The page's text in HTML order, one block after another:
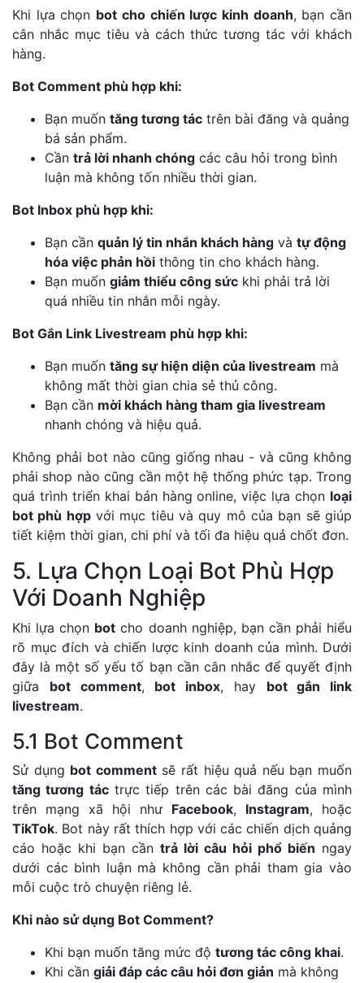
Khi lựa chọn bot cho chiến lược kinh doanh, bạn cần
cân nhắc mục tiêu và cách thức tương tác với khách
hàng.
Bot Comment phù hợp khi:
Bạn muốn tăng tương tác trên bài đăng và quảng
bá sản phẩm.
Cần trả lời nhanh chóng các câu hỏi trong bình
luận mà không tốn nhiều thời gian.
Bot Inbox phù hợp khi:
Bạn cần quản lý tin nhắn khách hàng và tự động
hóa việc phản hồi thông tin cho khách hàng.
Bạn muốn giảm thiểu công sức khi phải trả lời
quá nhiều tin nhắn mỗi ngày.
Bot Gắn Link Livestream phù hợp khi:
Bạn muốn tăng sự hiện diện của livestream mà
không mất thời gian chia sẻ thủ công.
Bạn cần mời khách hàng tham gia livestream
nhanh chóng và hiệu quả.
Không phải bot nào cũng giống nhau - và cũng không
phải shop nào cũng cần một hệ thống phức tạp. Trong
quá trình triển khai bán hàng online, việc lựa chọn loại
bot phù hợpvới mục tiêu và quy mô của bạn sẽ giúp
tiết kiệm thời gian, chi phí và tối đa hiệu quả chốt đơn.
5. Lựa Chọn Loại Bot Phù Hợp
Với Doanh Nghiệp
Khi lựa chọn bot cho doanh nghiệp, bạn cần phải hiểu
rõ mục đích và chiến lược kinh doanh của mình. Dưới
đây là một số yếu tố bạn cần cân nhắc để quyết định
giữa bot comment, bot inbox, hay bot gắn link
livestream.
5.1 Bot Comment
Sử dụng bot commentsẽ rất hiệu quả nếu bạn muốn
tăng tương táctrực tiếp trên các bài đăng của mình
trên mạng xã hội như Facebook, Instagram, hoặc
TikTok. Bot này rất thích hợp với các chiến dịch quảng
cáo hoặc khi bạn cần trả lời câu hỏi phổ biến ngay
dưới các bình luận mà không cần phải tham gia vào
mỗi cuộc trò chuyện riêng lẻ.
Khi nào sử dụng Bot Comment?
Khi bạn muốn tăng mức độ tương tác công khai.
Khi cần giải đáp các câu hỏi đơn giản mà không